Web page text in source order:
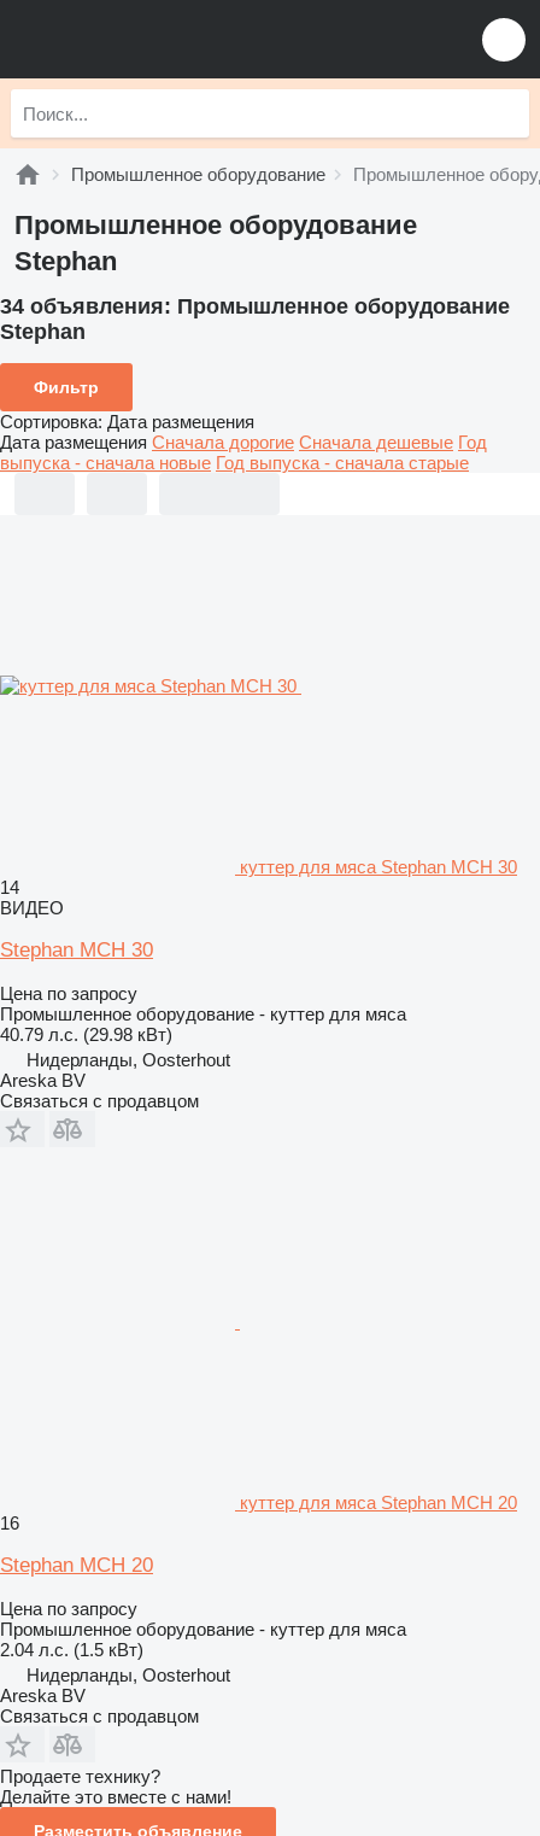
Промышленное оборудование Промышленное
Промышленное оборудование
Stephan
34 объявления: Промышленное оборудование
Stephan
Фильтр
Сортировка: Дата размещения
Дата размещения Сначала дорогие Сначала дешевые Год
выпуска - сначала новые Год выпуска - сначала старые
куттер для мяса Stephan MCH 30
14
ВИДЕО
Stephan MCH 30
Цена по запросу
Промышленное оборудование - куттер для мяса
40.79 л.с. (29.98 кВт)
Нидерланды, Oosterhout
Areska BV
Связаться с продавцом
куттер для мяса Stephan MCH 20
16
Stephan MCH 20
Цена по запросу
Промышленное оборудование - куттер для мяса
2.04 л.с. (1.5 кВт)
Нидерланды, Oosterhout
Areska BV
Связаться с продавцом
Продаете технику?
Делайте это вместе с нами!
Разместить объявление